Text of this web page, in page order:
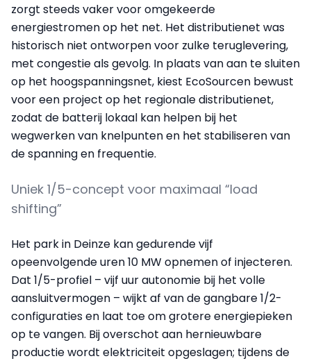
zorgt steeds vaker voor omgekeerde
energiestromen op het net. Het distributienet was
historisch niet ontworpen voor zulke teruglevering,
met congestie als gevolg. In plaats van aan te sluiten
op het hoogspanningsnet, kiest EcoSourcen bewust
voor een project op het regionale distributienet,
zodat de batterij lokaal kan helpen bij het
wegwerken van knelpunten en het stabiliseren van
de spanning en frequentie.
Uniek 1/5-concept voor maximaal “load
shifting”
Het park in Deinze kan gedurende vijf
opeenvolgende uren 10 MW opnemen of injecteren.
Dat 1/5-profiel – vijf uur autonomie bij het volle
aansluitvermogen – wijkt af van de gangbare 1/2-
configuraties en laat toe om grotere energiepieken
op te vangen. Bij overschot aan hernieuwbare
productie wordt elektriciteit opgeslagen; tijdens de